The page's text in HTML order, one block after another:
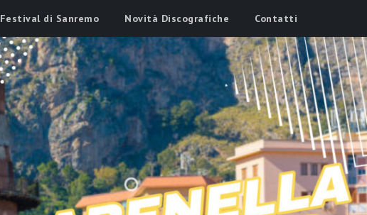
Festival di Sanremo Novità Discografiche Contatti